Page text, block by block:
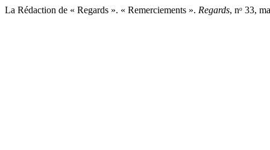
La Rédaction de « Regards ». « Remerciements ». Regards, nᵒ 33,